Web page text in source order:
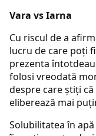
Vara vs Iarna
Cu riscul de a
lucru de care poți
prezenta
folosi vreodată
despre care știți
eliberează mai
Solubilitatea în